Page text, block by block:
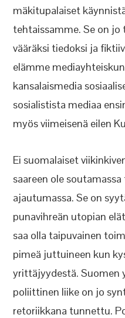
mäkitupalaiset
tehtaissamme. Se on
vääräksi tiedoksi ja
elämme
kansalaismedia
sosialistista mediaa
myös viimeisenä eilen
Ei suomalaiset
saareen ole
ajautumassa. Se on
punavihreän utopian
saa olla taipuvainen
pimeä juttuineen kun
yrittäjyydestä. Suomen
poliittinen liike on jo
retoriikkana tunnettu.